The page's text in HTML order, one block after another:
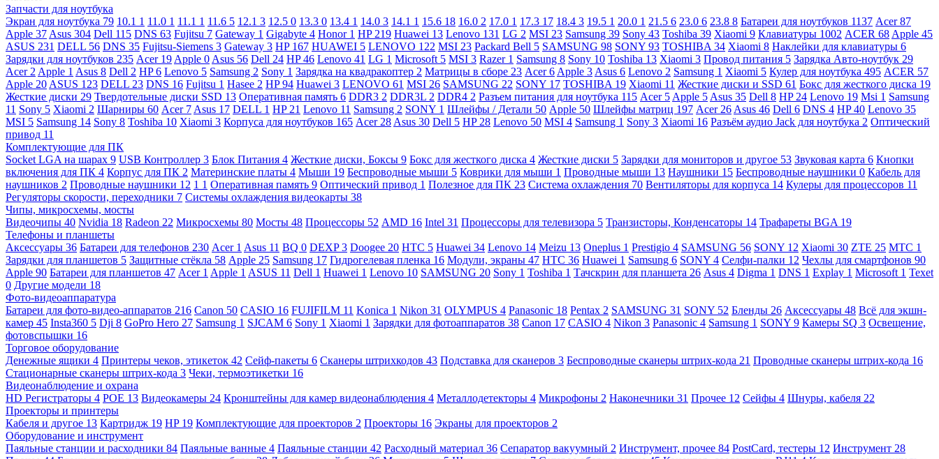
Запчасти для ноутбука
Экран для ноутбука 79 10.1 1 11.0 1 11.1 1 11.6 5 12.1 3 12.5 0 13.3 0 13.4 1 14.0 3 14.1 1 15.6 18 16.0 2 17.0 1 17.3 17 18.4 3 19.5 1 20.0 1 21.5 6 23.0 6 23.8 8 Батареи для ноутбуков 1137 Acer87
Apple 37 Asus 304 Dell 115 DNS 63 Fujitsu 7 Gateway 1 Gigabyte 4 Honor 1 HP 219 Huawei 13 Lenovo 131 LG 2 MSI 23 Samsung 39 Sony 43 Toshiba 39 Xiaomi 9 Клавиатуры 1002 ACER 68 Apple 45
ASUS 231 DELL 56 DNS 35 Fujitsu-Siemens 3 Gateway 3 HP 167 HUAWEI 5 LENOVO 122 MSI 23 Packard Bell 5 SAMSUNG 98 SONY 93 TOSHIBA 34 Xiaomi 8 Наклейки для клавиатуры 6
Зарядки для ноутбуков 235 Acer 19 Apple 0 Asus 56 Dell 24 HP46 Lenovo 41 LG 1 Microsoft 5 MSI 3 Razer 1 Samsung 8 Sony 10 Toshiba 13 Xiaomi 3 Провод питания 5 Зарядка Авто-ноутбук 29
Acer 2 Apple 1 Asus 8 Dell 2 HP6 Lenovo 5 Samsung 2 Sony 1 Зарядка на квадракоптер 2 Матрицы в сборе 23 Acer6 Apple 3 Asus 6 Lenovo 2 Samsung 1 Xiaomi 5 Кулер для ноутбука 495 ACER 57
Apple 20 ASUS 123 DELL 23 DNS 16 Fujitsu 1 Hasee 2 HP94 Huawei 3 LENOVO 61 MSI 26 SAMSUNG 22 SONY 17 TOSHIBA 19 Xiaomi 11 Жесткие диски и SSD 61 Бокс для жесткого диска 19
Жесткие диски 29 Твердотельные диски SSD 13 Оперативная память 6 DDR3 2 DDR3L 2 DDR4 2 Разъем питания для ноутбука 115 Acer 5 Apple 5 Asus 35 Dell 8 HP 24 Lenovo 19 Msi 1 Samsung
11 Sony 5 Xiaomi 2 Шарниры 60 Acer 7 Asus 17 DELL 1 HP 21 Lenovo 11 Samsung 2 SONY 1 Шлейфы / Детали 50 Apple 50 Шлейфы матриц 197 Acer 26 Asus 46 Dell 6 DNS 4 HP40 Lenovo 35
MSI 5 Samsung 14 Sony 8 Toshiba 10 Xiaomi 3 Корпуса для ноутбуков 165 Acer 28 Asus 30 Dell 5 HP 28 Lenovo 50 MSI 4 Samsung 1 Sony 3 Xiaomi 16 Разъём аудио Jack для ноутбука 2 Оптический
привод 11
Комплектующие для ПК
Socket LGA на шарах 9 USB Контроллер 3 Блок Питания 4 Жесткие диски, Боксы 9 Бокс для жесткого диска 4 Жесткие диски 5 Зарядки для мониторов и другое 53 Звуковая карта 6 Кнопки
включения для ПК 4 Корпус для ПК 2 Материнские платы 4 Мыши 19 Беспроводные мыши 5 Коврики для мыши 1 Проводные мыши 13 Наушники 15 Беспроводные наушники 0 Кабель для
наушников 2 Проводные наушники 12 1 1 Оперативная память 9 Оптический привод 1 Полезное для ПК 23 Система охлаждения 70 Вентиляторы для корпуса 14 Кулеры для процессоров 11
Регуляторы скорости, переходники 7 Системы охлаждения видеокарты 38
Чипы, микросхемы, мосты
Видеочипы 40 Nvidia 18 Radeon 22 Микросхемы 80 Мосты 48 Процессоры 52 AMD 16 Intel 31 Процессоры для телевизора 5 Транзисторы, Конденсаторы 14 Трафареты BGA 19
Телефоны и планшеты
Аксессуары 36 Батареи для телефонов 230 Acer 1 Asus 11 BQ 0 DEXP3 Doogee 20 HTC 5 Huawei 34 Lenovo 14 Meizu 13 Oneplus 1 Prestigio 4 SAMSUNG 56 SONY 12 Xiaomi 30 ZTE 25 МТС 1
Зарядки для планшетов 5 Защитные стёкла 58 Apple 25 Samsung 17 Гидрогелевая пленка 16 Модули, экраны 47 HTC 36 Huawei 1 Samsung 6 SONY 4 Селфи-палки 12 Чехлы для смартфонов 90
Apple 90 Батареи для планшетов 47 Acer 1 Apple 1 ASUS 11 Dell 1 Huawei 1 Lenovo 10 SAMSUNG 20 Sony 1 Toshiba 1 Тачскрин для планшета 26 Asus 4 Digma 1 DNS 1 Explay 1 Microsoft 1 Texet
0 Другие модели 18
Фото-видеоаппаратура
Батареи для фото-видео-аппаратов 216 Canon 50 CASIO 16 FUJIFILM 11 Konica 1 Nikon 31 OLYMPUS 4 Panasonic 18 Pentax 2 SAMSUNG 31 SONY 52 Бленды 26 Аксессуары 48 Всё для экшн-
камер 45 Insta360 5 Dji 8 GoPro Hero 27 Samsung 1 SJCAM 6 Sony 1 Xiaomi 1 Зарядки для фотоаппаратов 38 Canon 17 CASIO 4 Nikon 3 Panasonic 4 Samsung 1 SONY 9 Камеры SQ 3 Освещение,
фотовспышки 16
Торговое оборудование
Денежные ящики 4 Принтеры чеков, этикеток 42 Сейф-пакеты 6 Сканеры штрихкодов 43 Подставка для сканеров 3 Беспроводные сканеры штрих-кода 21 Проводные сканеры штрих-кода 16
Стационарные сканеры штрих-кода 3 Чеки, термоэтикетки 16
Видеонаблюдение и охрана
HD Регистраторы 4 POE 13 Видеокамеры 24 Кронштейны для камер видеонаблюдения 4 Металлодетекторы 4 Микрофоны 2 Наконечники 31 Прочее 12 Сейфы 4 Шнуры, кабеля 22
Проекторы и принтеры
Кабеля и другое 13 Картридж 19 HP 19 Комплектующие для проекторов 2 Проекторы 16 Экраны для проекторов 2
Оборудование и инструмент
Паяльные станции и расходники 84 Паяльные ванные 4 Паяльные станции 42 Расходный материал 36 Сепаратор вакуумный 2 Инструмент, прочее 84 PostCard, тестеры 12 Инструмент 28